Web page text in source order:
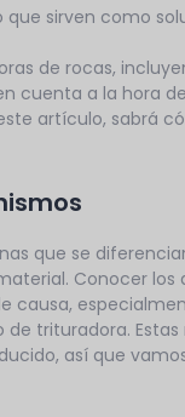
sirven como
de rocas,
cuenta a la hora
artículo, sabrá
que se
Conocer los
trituradora.
así que